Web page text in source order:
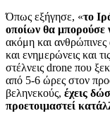
Όπως εξήγησε, «το
οποίων θα μπορούσε
ακόμη και ανθρώπινες
και ενημερώνεις και
στέλνεις drone που
από 5-6 ώρες στον
βεληνεκούς, έχεις
προετοιμαστεί